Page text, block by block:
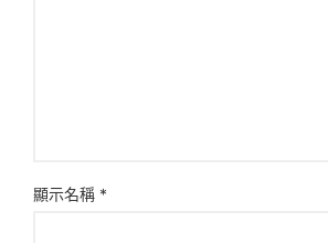
顯示名稱 *